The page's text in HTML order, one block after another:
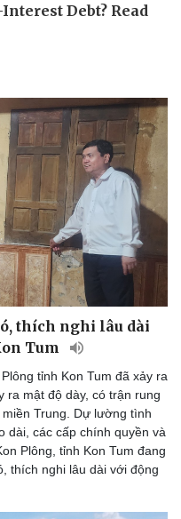
thích nghi lâu dài
Tum
tỉnh Kon Tum đã xảy ra
ra mật độ dày, có trận rung
Trung. Dự lường tình
dài, các cấp chính quyền và
Plông, tỉnh Kon Tum đang
thích nghi lâu dài với động